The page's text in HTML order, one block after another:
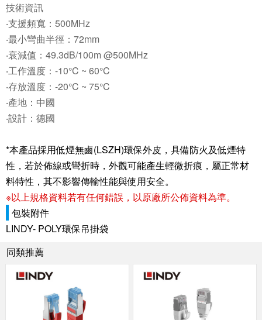
技術資訊
‧支援頻寬：500MHz
‧最小彎曲半徑：72mm
‧衰減值：49.3dB/100m @500MHz
‧工作溫度：-10°C ~ 60°C
‧存放溫度：-20°C ~ 75°C
‧產地：中國
‧設計：德國
*本產品採用低煙無鹵(LSZH)環保外皮，具備防火及低煙特
性，若於佈線或彎折時，外觀可能產生輕微折痕，屬正常材
料特性，其不影響傳輸性能與使用安全。
※以上規格資料若有任何錯誤，以原廠所公佈資料為準。
包裝附件
LINDY- POLY環保吊掛袋
同類推薦